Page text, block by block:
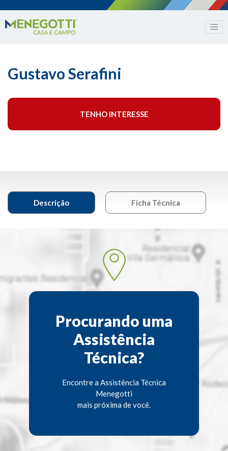
Gustavo Serafini
TENHO INTERESSE
Descrição Ficha Técnica
Procurando uma
Assistência
Técnica?
Encontre a Assistência Técnica
Menegotti
mais próxima de você.